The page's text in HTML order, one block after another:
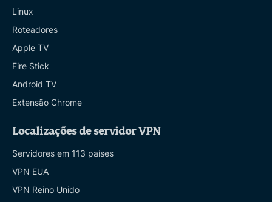
Linux
Roteadores
Apple TV
Fire Stick
Android TV
Extensão Chrome
Localizações de servidor VPN
Servidores em 113 países
VPN EUA
VPN Reino Unido